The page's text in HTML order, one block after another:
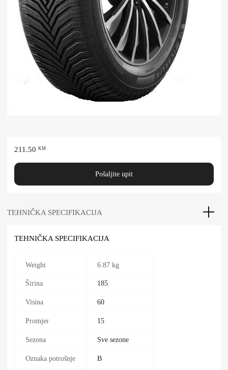
211.50 KM
Pošaljite upit
TEHNIČKA SPECIFIKACIJA
TEHNIČKA SPECIFIKACIJA
Weight 6.87 kg
Širina 185
Visina 60
Promjer 15
Sezona Sve sezone
Oznaka potrošnje B